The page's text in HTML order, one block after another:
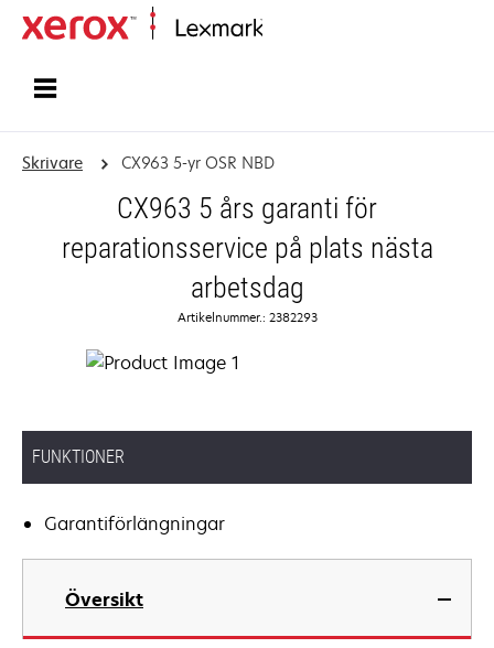
Skrivare CX963 5-yr OSR NBD
CX963 5 års garanti för
reparationsservice på plats nästa
arbetsdag
Artikelnummer.: 2382293
FUNKTIONER
Garantiförlängningar
Översikt